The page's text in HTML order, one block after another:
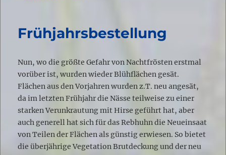
Frühjahrsbestellung
Nun, wo die größte Gefahr von Nachtfrösten erstmal
vorüber ist, wurden wieder Blühflächen gesät.
Flächen aus den Vorjahren wurden z.T. neu angesät,
da im letzten Frühjahr die Nässe teilweise zu einer
starken Verunkrautung mit Hirse geführt hat, aber
auch generell hat sich für das Rebhuhn die Neueinsaat
von Teilen der Flächen als günstig erwiesen. So bietet
die überjährige Vegetation Brutdeckung und der neu